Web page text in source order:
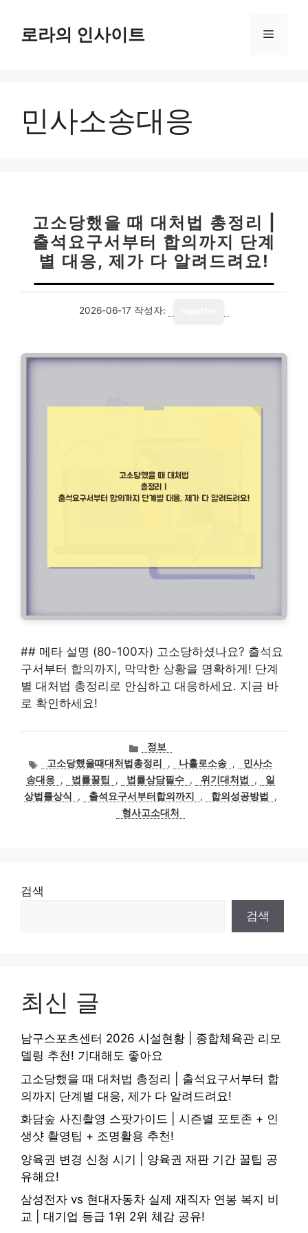
로라의 인사이트 메
민사소송대응
고소당했을 때 대처법 총정리 |
출석요구서부터 합의까지 단계
별 대응, 제가 다 알려드려요!
2026-06-17 작성자:
## 메타 설명 (80-100자) 고소당하셨나요? 출석요
구서부터 합의까지, 막막한 상황을 명확하게! 단계
별 대처법 총정리로 안심하고 대응하세요. 지금 바
로 확인하세요!
카
테
고
리
정보
태
그
고소당했을때대처법총정리 , 나홀로소송 ,
민사소
송대응 , 법률꿀팁 , 법률상담필수 , 위기대처법 ,
일
상법률상식
, 출석요구서부터합의까지 , 합의성공방법
,
형사고소대처
검색
검색
최신 글
남구스포츠센터 2026 시설현황 | 종합체육관 리모
델링 추천! 기대해도 좋아요
고소당했을 때 대처법 총정리 | 출석요구서부터 합
의까지 단계별 대응, 제가 다 알려드려요!
화담숲 사진촬영 스팟가이드 | 시즌별 포토존 + 인
생샷 촬영팁 + 조명활용 추천!
양육권 변경 신청 시기 | 양육권 재판 기간 꿀팁 공
유해요!
삼성전자 vs 현대자동차 실제 재직자 연봉 복지 비
교 | 대기업 등급 1위 2위 체감 공유!